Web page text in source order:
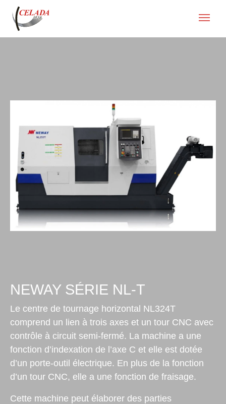
NEWAY SÉRIE NL-T
Le centre de tournage horizontal NL324T
comprend un lien à trois axes et un tour CNC avec
contrôle à circuit semi-fermé. La machine a une
fonction d’indexation de l’axe C et elle est dotée
d’un porte-outil électrique. En plus de la fonction
d’un tour CNC, elle a une fonction de fraisage.
Cette machine peut élaborer des parties